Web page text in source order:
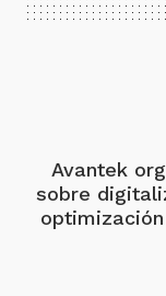
Avantek
sobre